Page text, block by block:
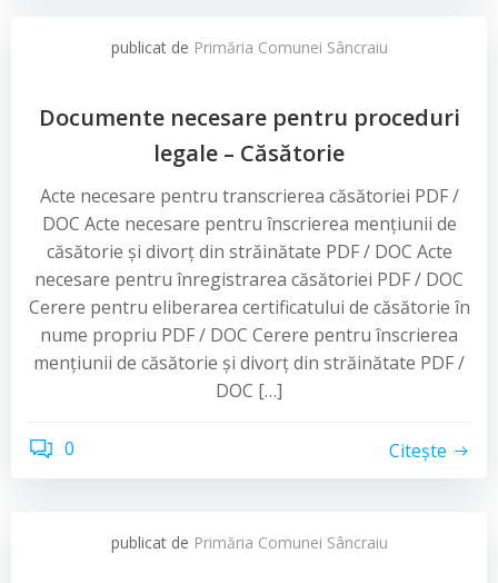
publicat de Primăria Comunei Sâncraiu
Documente necesare pentru proceduri
legale – Căsătorie
Acte necesare pentru transcrierea căsătoriei PDF /
DOC Acte necesare pentru înscrierea mențiunii de
căsătorie și divorț din străinătate PDF / DOC Acte
necesare pentru înregistrarea căsătoriei PDF / DOC
Cerere pentru eliberarea certificatului de căsătorie în
nume propriu PDF / DOC Cerere pentru înscrierea
mențiunii de căsătorie și divorț din străinătate PDF /
DOC […]
0 Citește
publicat de Primăria Comunei Sâncraiu